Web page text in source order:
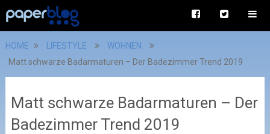
HOME LIFESTYLE
WOHNEN
Matt schwarze Badarmaturen – Der Badezimmer Trend 2019
Matt schwarze Badarmaturen – Der
Badezimmer Trend 2019